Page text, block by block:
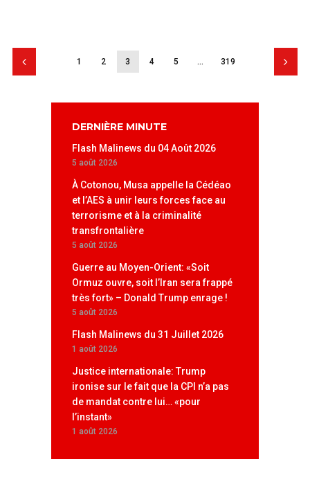
1 2 3 4 5 … 319
DERNIÈRE MINUTE
Flash Malinews du 04 Août 2026
5 août 2026
À Cotonou, Musa appelle la Cédéao
et l’AES à unir leurs forces face au
terrorisme et à la criminalité
transfrontalière
5 août 2026
Guerre au Moyen-Orient: «Soit
Ormuz ouvre, soit l’Iran sera frappé
très fort» – Donald Trump enrage !
5 août 2026
Flash Malinews du 31 Juillet 2026
1 août 2026
Justice internationale: Trump
ironise sur le fait que la CPI n’a pas
de mandat contre lui… «pour
l’instant»
1 août 2026